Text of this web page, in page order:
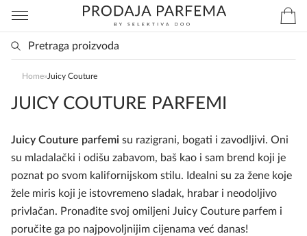
Home»Juicy Couture
JUICY COUTURE PARFEMI
Juicy Couture parfemi su razigrani, bogati i zavodljivi. Oni
su mladalački i odišu zabavom, baš kao i sam brend koji je
poznat po svom kalifornijskom stilu. Idealni su za žene koje
žele miris koji je istovremeno sladak, hrabar i neodoljivo
privlačan. Pronađite svoj omiljeni Juicy Couture parfem i
poručite ga po najpovoljnijim cijenama već danas!